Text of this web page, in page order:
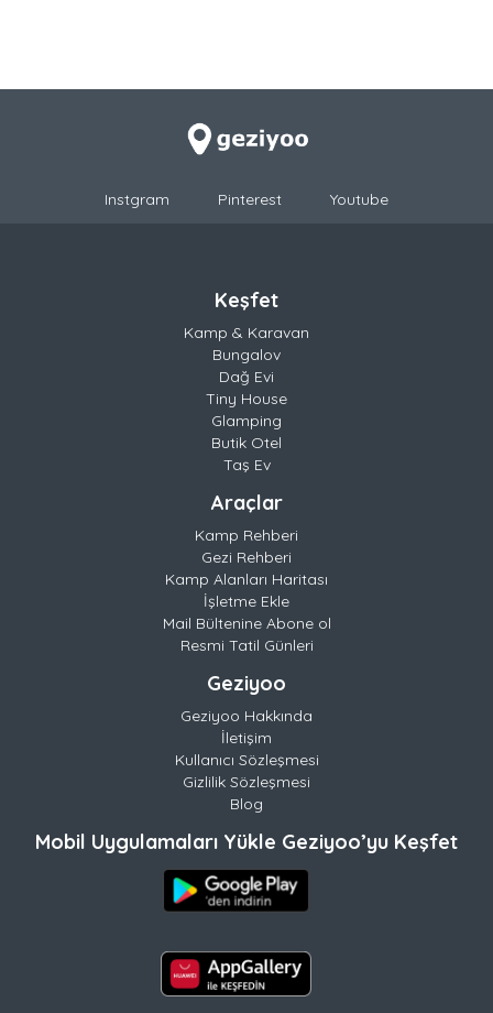
Instgram Pinterest Youtube
Keşfet
Kamp & Karavan
Bungalov
Dağ Evi
Tiny House
Glamping
Butik Otel
Taş Ev
Araçlar
Kamp Rehberi
Gezi Rehberi
Kamp Alanları Haritası
İşletme Ekle
Mail Bültenine Abone ol
Resmi Tatil Günleri
Geziyoo
Geziyoo Hakkında
İletişim
Kullanıcı Sözleşmesi
Gizlilik Sözleşmesi
Blog
Mobil Uygulamaları Yükle Geziyoo’yu Keşfet